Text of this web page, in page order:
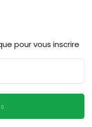
pour vous inscrire